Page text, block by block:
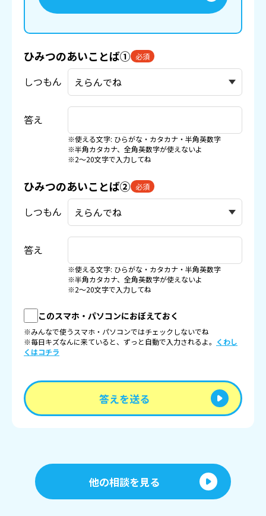
ひみつのあいことば① 必須
しつもん
答え
※使える文字: ひらがな・カタカナ・半角英数字
※半角カタカナ、全角英数字が使えないよ
※2〜20文字で入力してね
ひみつのあいことば② 必須
しつもん
答え
※使える文字: ひらがな・カタカナ・半角英数字
※半角カタカナ、全角英数字が使えないよ
※2〜20文字で入力してね
このスマホ・パソコンにおぼえておく
※みんなで使うスマホ・パソコンではチェックしないでね
※毎日キズなんに来ていると、ずっと自動で入力されるよ。 くわし
くはコチラ
答えを送る
他の相談を見る